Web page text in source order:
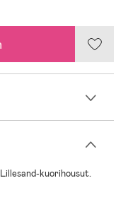
kuorihousut.